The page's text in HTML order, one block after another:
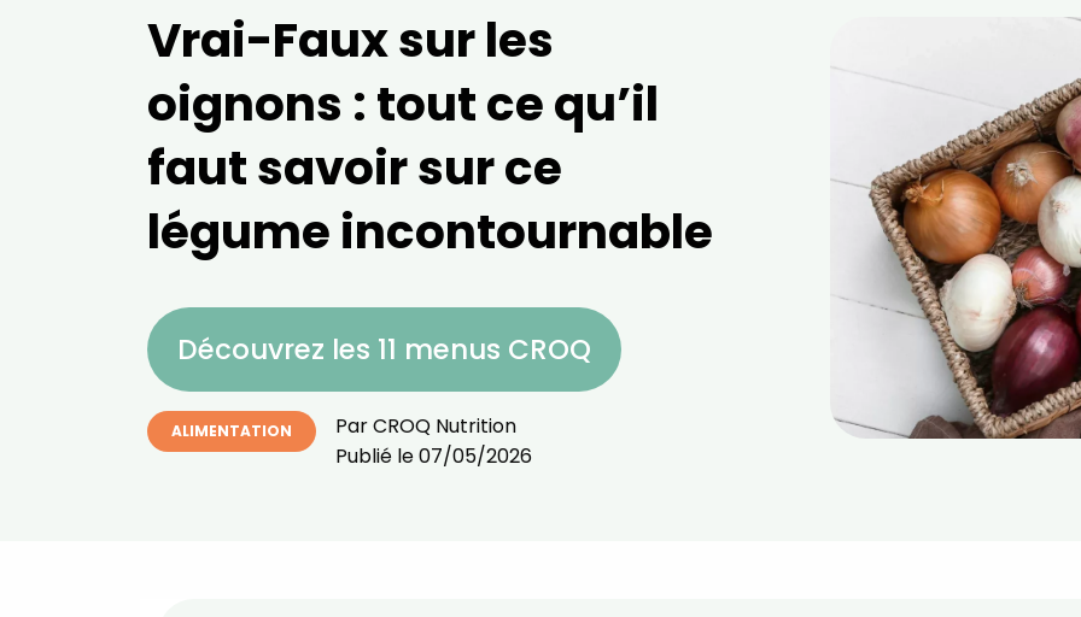
Vrai-Faux sur les
oignons : tout ce qu’il
faut savoir sur ce
légume incontournable
Découvrez les 11 menus CROQ
ALIMENTATION ParCROQ Nutrition
Publié le07/05/2026